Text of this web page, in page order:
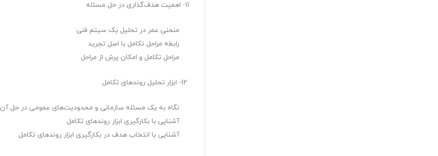
11- اهمیت هدف‌گذاری در حل مسئله
منحنی عمر در تحلیل یک سیتم فنی
رابطه مراحل تکامل با اصل تجرید
مراحل تکامل و امکان پرش از مراحل
نگاه به یک مسئله سازمانی و محدودیت‌های عمومی در حل آن
آشنایی با بکارگیری ابزار روندهای تکامل
آشنایی با انتخاب هدف در بکارگیری ابزار روندهای تکامل